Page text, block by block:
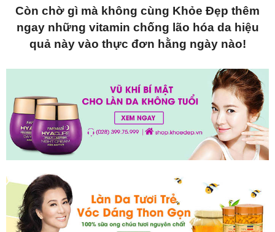
Còn chờ gì mà không cùng Khỏe Đẹp thêm
ngay những vitamin chống lão hóa da hiệu
quả này vào thực đơn hằng ngày nào!